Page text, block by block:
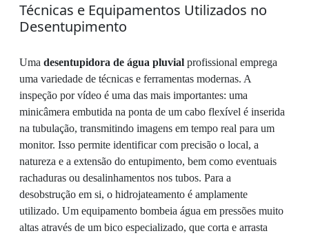
Técnicas e Equipamentos Utilizados no
Desentupimento
Uma desentupidora de água pluvial profissional emprega
uma variedade de técnicas e ferramentas modernas. A
inspeção por vídeo é uma das mais importantes: uma
minicâmera embutida na ponta de um cabo flexível é inserida
na tubulação, transmitindo imagens em tempo real para um
monitor. Isso permite identificar com precisão o local, a
natureza e a extensão do entupimento, bem como eventuais
rachaduras ou desalinhamentos nos tubos. Para a
desobstrução em si, o hidrojateamento é amplamente
utilizado. Um equipamento bombeia água em pressões muito
altas através de um bico especializado, que corta e arrasta